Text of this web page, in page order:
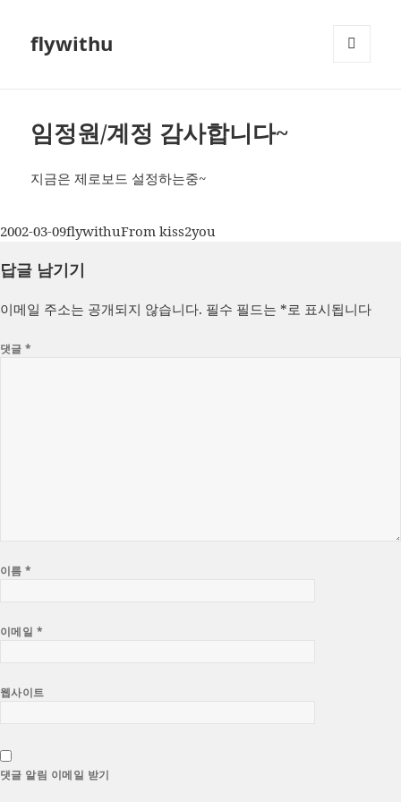
flywithu
임정원/계정 감사합니다~
지금은 제로보드 설정하는중~
작
일
2002-03-09글
이
flywithu카
From kiss2you
답글 남기기
이메일 주소는 공개되지 않습니다. 필수 필드는 *로 표시됩니다
댓글*
이름*
이메일 *
웹사이트
댓글 알림 이메일 받기